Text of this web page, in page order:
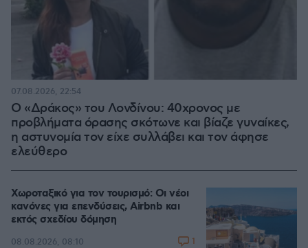
Ο «Δράκος» του Λονδίνου: 40χρονος με
προβλήματα όρασης σκότωνε και βίαζε γυναίκες,
η αστυνομία τον είχε συλλάβει και τον άφησε
ελεύθερο
07.08.2026, 22:54
Χωροταξικό για τον τουρισμό: Οι νέοι
κανόνες για επενδύσεις, Airbnb και
εκτός σχεδίου δόμηση
08.08.2026, 08:10 1